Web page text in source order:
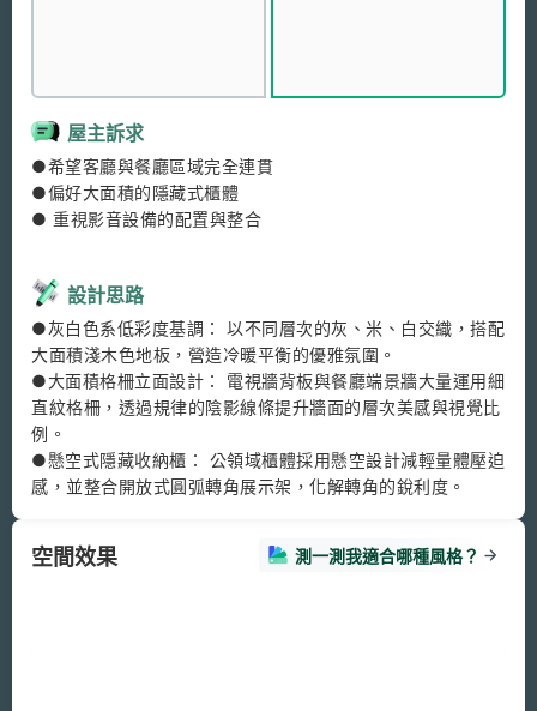
屋主訴求
●希望客廳與餐廳區域完全連貫
●偏好大面積的隱藏式櫃體
● 重視影音設備的配置與整合
設計思路
●灰白色系低彩度基調： 以不同層次的灰、米、白交織，搭配
大面積淺木色地板，營造冷暖平衡的優雅氛圍。
●大面積格柵立面設計： 電視牆背板與餐廳端景牆大量運用細
直紋格柵，透過規律的陰影線條提升牆面的層次美感與視覺比
例。
●懸空式隱藏收納櫃： 公領域櫃體採用懸空設計減輕量體壓迫
空間效果 測一測我適合哪種風格？